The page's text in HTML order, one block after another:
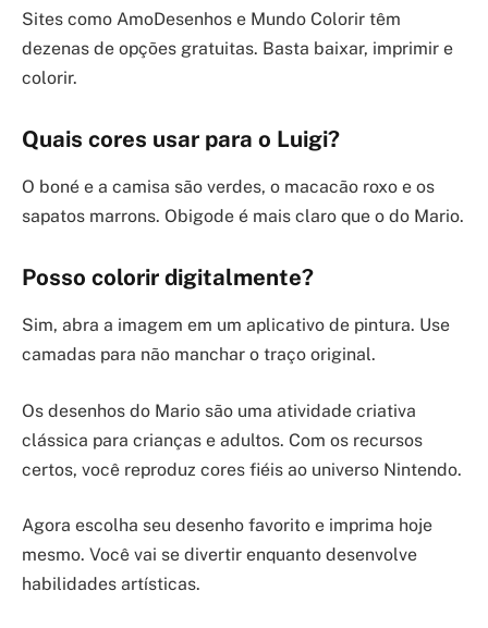
Sites como AmoDesenhos e Mundo Colorir têm
dezenas de opções gratuitas. Basta baixar, imprimir e
colorir.
Quais cores usar para o Luigi?
O boné e a camisa são verdes, o macacão roxo e os
sapatos marrons. Obigode é mais claro que o do Mario.
Posso colorir digitalmente?
Sim, abra a imagem em um aplicativo de pintura. Use
camadas para não manchar o traço original.
Os desenhos do Mario são uma atividade criativa
clássica para crianças e adultos. Com os recursos
certos, você reproduz cores fiéis ao universo Nintendo.
Agora escolha seu desenho favorito e imprima hoje
mesmo. Você vai se divertir enquanto desenvolve
habilidades artísticas.